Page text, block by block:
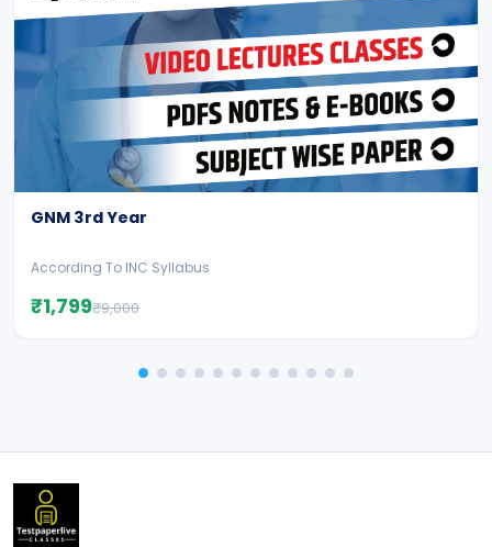
GNM 3rd Year
According To INC Syllabus
₹1,799₹9,000